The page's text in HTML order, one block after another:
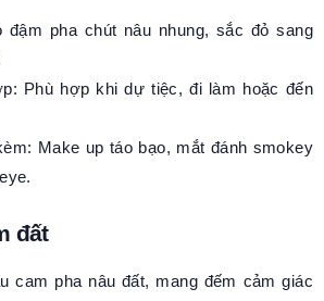
pha chút nâu nhung, sắc đỏ sang
Phù hợp khi dự tiệc, đi làm hoặc đến
Make up táo bạo, mắt đánh smokey
đất
cam pha nâu đất, mang đếm cảm giác